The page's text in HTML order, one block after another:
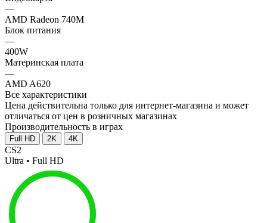
—
AMD Radeon 740M
Блок питания
—
400W
Материнская плата
—
AMD A620
Все характеристики
Цена действительна только для интернет-магазина и может
отличаться от цен в розничных магазинах
Производительность в играх
Full HD 2K 4K
CS2
Ultra • Full HD